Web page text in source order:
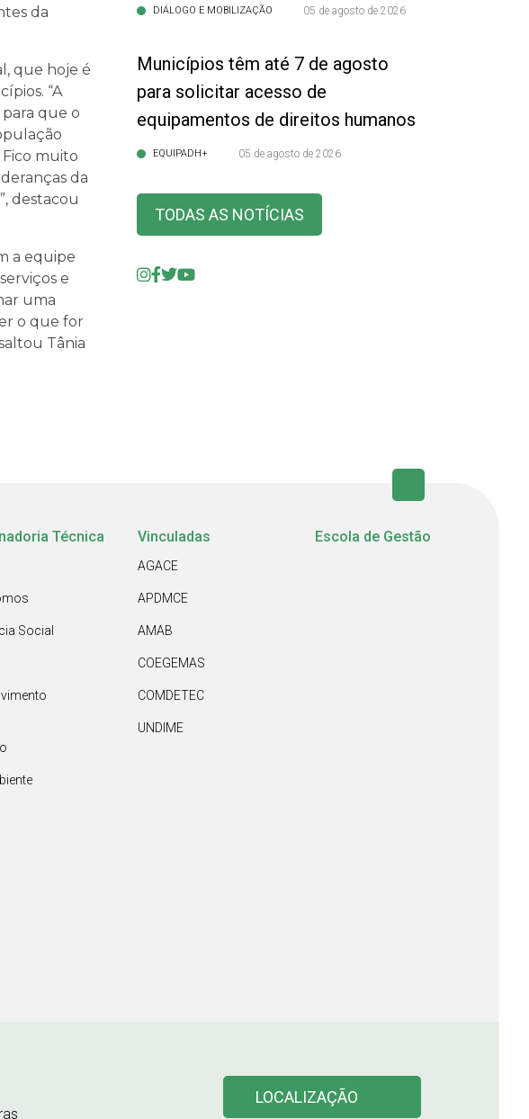
da
que hoje é
“A
que o
muito
da
destacou
a equipe
e
uma
o que for
Tânia
DIÁLOGO E MOBILIZAÇÃO 05 de agosto de 2026
Municípios têm até 7 de agosto
para solicitar acesso de
equipamentos de direitos humanos
EQUIPADH+ 05 de agosto de 2026
TODAS AS NOTÍCIAS
Técnica
Social
Vinculadas
AGACE
APDMCE
AMAB
COEGEMAS
COMDETEC
UNDIME
Escola de Gestão
LOCALIZAÇÃO